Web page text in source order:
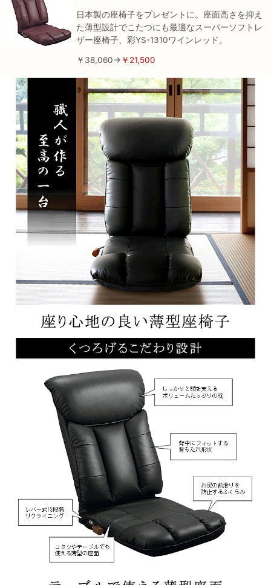
日本製の座椅子をプレゼントに。座面高さを抑え
た薄型設計でこたつにも最適なスーパーソフトレ
ザー座椅子、彩YS-1310ワインレッド。
￥38,060→ ￥21,500